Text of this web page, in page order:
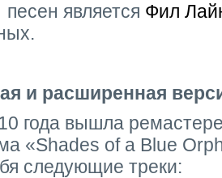
является Фил
и расширенная
года вышла
«Shades of a Blue
следующие треки: